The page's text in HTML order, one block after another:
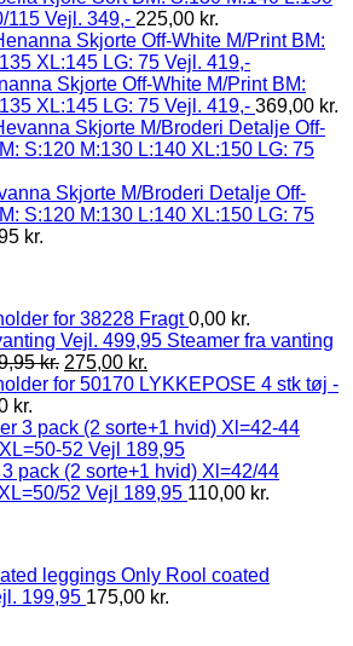
115 Vejl. 349,- 225,00 kr.
Skjorte Off-White M/Print BM:
XL:145 LG: 75 Vejl. 419,- 369,00 kr.
Skjorte M/Broderi Detalje Off-
S:120 M:130 L:140 XL:150 LG: 75
kr.
Fragt 0,00 kr.
Steamer fra vanting
kr. 275,00 kr.
LYKKEPOSE 4 stk tøj -
kr.
pack (2 sorte+1 hvid) Xl=42/44
52 Vejl 189,95 110,00 kr.
Only Rool coated
199,95 175,00 kr.